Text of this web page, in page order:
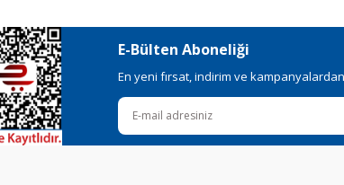
E-Bülten Aboneliği
En yeni fırsat, indirim ve